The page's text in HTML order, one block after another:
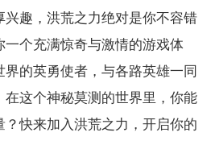
趣，洪荒之力绝对是你不容错
个充满惊奇与激情的游戏体
的英勇使者，与各路英雄一同
这个神秘莫测的世界里，你能
快来加入洪荒之力，开启你的